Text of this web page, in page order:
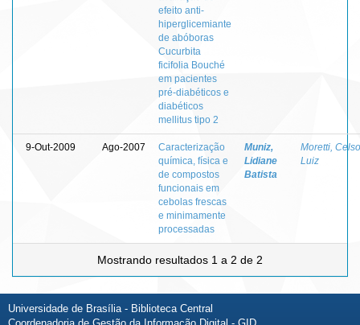
efeito anti-
hiperglicemiante
de abóboras
Cucurbita
ficifolia Bouché
em pacientes
pré-diabéticos e
diabéticos
mellitus tipo 2
9-Out-2009 Ago-2007
Caracterização
química, física e
de compostos
funcionais em
cebolas frescas
e minimamente
processadas
Muniz,
Lidiane
Batista
Moretti, Celso
Luiz
Mostrando resultados 1 a 2 de 2
Universidade de Brasília - Biblioteca Central
Coordenadoria de Gestão da Informação Digital - GID